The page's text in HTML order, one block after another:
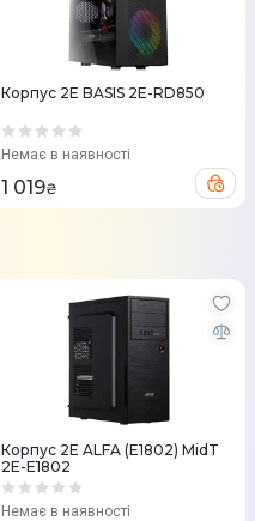
Корпус 2E BASIS 2E-RD850
Немає в наявності
1 019₴
Корпус 2E ALFA (E1802) MidT
2E-E1802
Немає в наявності